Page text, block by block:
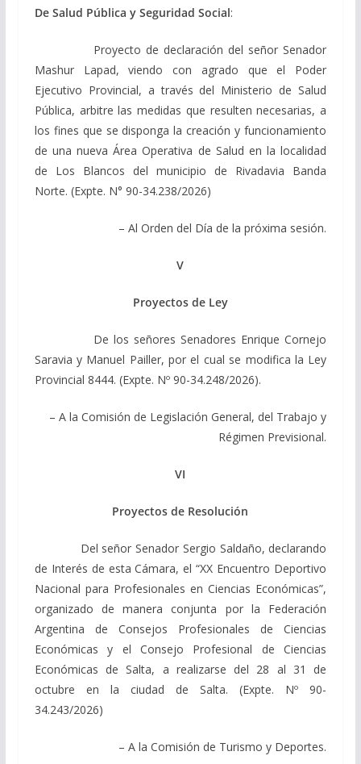
De Salud Pública y Seguridad Social:
Proyecto de declaración del señor Senador
Mashur Lapad, viendo con agrado que el Poder
Ejecutivo Provincial, a través del Ministerio de Salud
Pública, arbitre las medidas que resulten necesarias, a
los fines que se disponga la creación y funcionamiento
de una nueva Área Operativa de Salud en la localidad
de Los Blancos del municipio de Rivadavia Banda
Norte. (Expte. N° 90-34.238/2026)
– Al Orden del Día de la próxima sesión.
V
Proyectos de Ley
De los señores Senadores Enrique Cornejo
Saravia y Manuel Pailler, por el cual se modifica la Ley
Provincial 8444. (Expte. Nº 90-34.248/2026).
– A la Comisión de Legislación General, del Trabajo y
Régimen Previsional.
VI
Proyectos de Resolución
Del señor Senador Sergio Saldaño, declarando
de Interés de esta Cámara, el “XX Encuentro Deportivo
Nacional para Profesionales en Ciencias Económicas”,
organizado de manera conjunta por la Federación
Argentina de Consejos Profesionales de Ciencias
Económicas y el Consejo Profesional de Ciencias
Económicas de Salta, a realizarse del 28 al 31 de
octubre en la ciudad de Salta. (Expte. Nº 90-
34.243/2026)
– A la Comisión de Turismo y Deportes.